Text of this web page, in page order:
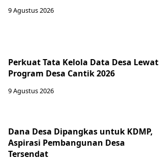
9 Agustus 2026
Perkuat Tata Kelola Data Desa Lewat
Program Desa Cantik 2026
9 Agustus 2026
Dana Desa Dipangkas untuk KDMP,
Aspirasi Pembangunan Desa
Tersendat